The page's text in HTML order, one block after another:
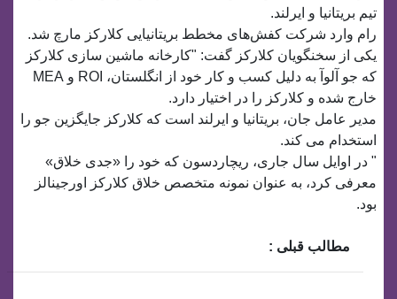
تیم بریتانیا و ایرلند.
رام وارد شرکت کفش‌های مخطط بریتانیایی کلارکز مارچ شد.
یکی از سخنگویان کلارکز گفت: "کارخانه ماشین سازی کلارکز
که جو آلوآ به دلیل کسب و کار خود از انگلستان، ROI و MEA
خارج شده و کلارکز را در اختیار دارد.
مدیر عامل جان، بریتانیا و ایرلند است که کلارکز جایگزین جو را
استخدام می کند.
" در اوایل سال جاری، ریچاردسون که خود را «جدی خلاق»
معرفی کرد، به عنوان نمونه متخصص خلاق کلارکز اورجینالز
بود.
مطالب قبلی :